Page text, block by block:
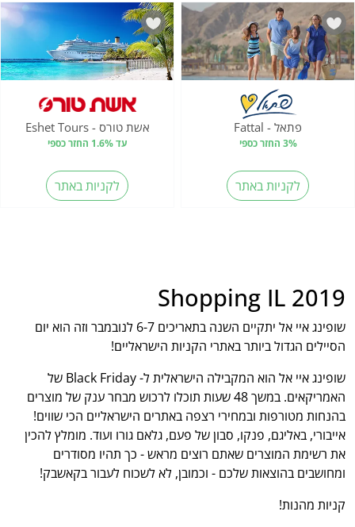
פתאל - Fattal
3% החזר כספי
לקניות באתר
אשת טורס - Eshet Tours
עד 1.6% החזר כספי
לקניות באתר
Shopping IL 2019
שופינג איי אל יתקיים השנה בתאריכים 6-7 לנובמבר וזה הוא יום
הסיילים הגדול ביותר באתרי הקניות הישראליים!
שופינג איי אל הוא המקבילה הישראלית ל- Black Friday של
האמריקאים. במשך 48 שעות תוכלו לרכוש מבחר ענק של מוצרים
בהנחות מטורפות ובמחירי רצפה באתרים הישראליים הכי שווים!
אייבורי, באליגם, פנקו, סבון של פעם, גלאם גורו ועוד. מומלץ להכין
את רשימת המוצרים שאתם רוצים מראש - כך תהיו מסודרים
ומחושבים בהוצאות שלכם - וכמובן, לא לשכוח לעבור בקאשבק!
קניות מהנות!